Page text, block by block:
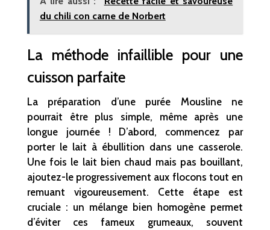
du chili con carne de Norbert
La méthode infaillible pour une
cuisson parfaite
La préparation d’une purée Mousline ne
pourrait être plus simple, même après une
longue journée ! D’abord, commencez par
porter le lait à ébullition dans une casserole.
Une fois le lait bien chaud mais pas bouillant,
ajoutez-le progressivement aux flocons tout en
remuant vigoureusement. Cette étape est
cruciale : un mélange bien homogène permet
d’éviter ces fameux grumeaux, souvent